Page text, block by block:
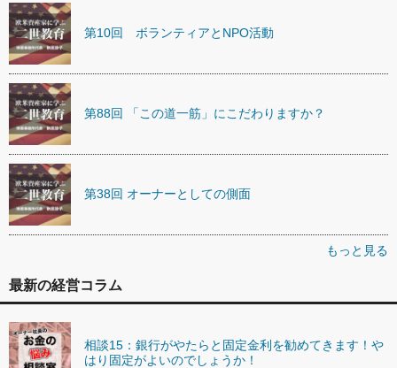
第10回 ボランティアとNPO活動
第88回 「この道一筋」にこだわりますか？
第38回 オーナーとしての側面
もっと見る
最新の経営コラム
相談15：銀行がやたらと固定金利を勧めてきます！や
はり固定がよいのでしょうか！